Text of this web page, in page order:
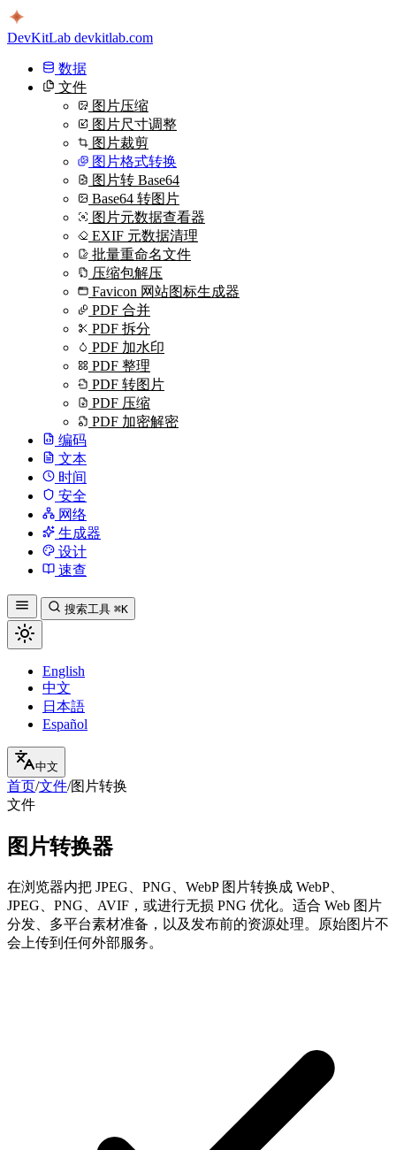
DevKitLab devkitlab.com
数据
文件
图片压缩
图片尺寸调整
图片裁剪
图片格式转换
图片转 Base64
Base64 转图片
图片元数据查看器
EXIF 元数据清理
批量重命名文件
压缩包解压
Favicon 网站图标生成器
PDF 合并
PDF 拆分
PDF 加水印
PDF 整理
PDF 转图片
PDF 压缩
PDF 加密解密
编码
文本
时间
安全
网络
生成器
设计
速查
搜索工具 ⌘K
English
中文
日本語
Español
中文
首页/文件/图片转换
文件
图片转换器
在浏览器内把 JPEG、PNG、WebP 图片转换成 WebP、
JPEG、PNG、AVIF，或进行无损 PNG 优化。适合 Web 图片
分发、多平台素材准备，以及发布前的资源处理。原始图片不
会上传到任何外部服务。